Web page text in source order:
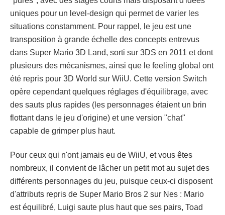
uniques pour un level-design qui permet de varier les
situations constamment. Pour rappel, le jeu est une
transposition à grande échelle des concepts entrevus
dans Super Mario 3D Land, sorti sur 3DS en 2011 et dont
plusieurs des mécanismes, ainsi que le feeling global ont
été repris pour 3D World sur WiiU. Cette version Switch
opère cependant quelques réglages d'équilibrage, avec
des sauts plus rapides (les personnages étaient un brin
flottant dans le jeu d'origine) et une version "chat"
capable de grimper plus haut.
Pour ceux qui n'ont jamais eu de WiiU, et vous êtes
nombreux, il convient de lâcher un petit mot au sujet des
différents personnages du jeu, puisque ceux-ci disposent
d'attributs repris de Super Mario Bros 2 sur Nes : Mario
est équilibré, Luigi saute plus haut que ses pairs, Toad